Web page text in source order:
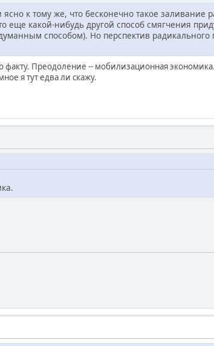
к тому же, что бесконечно такое заливание
еще какой-нибудь другой способ смягчения
способом). Но перспектив радикального
Преодоление -- мобилизационная
я тут едва ли скажу.